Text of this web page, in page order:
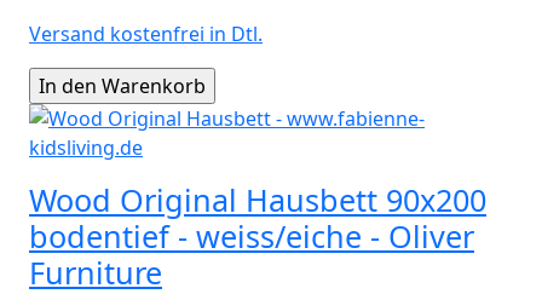
Versand kostenfrei in Dtl.
Wood Original Hausbett 90x200
bodentief - weiss/eiche - Oliver
Furniture